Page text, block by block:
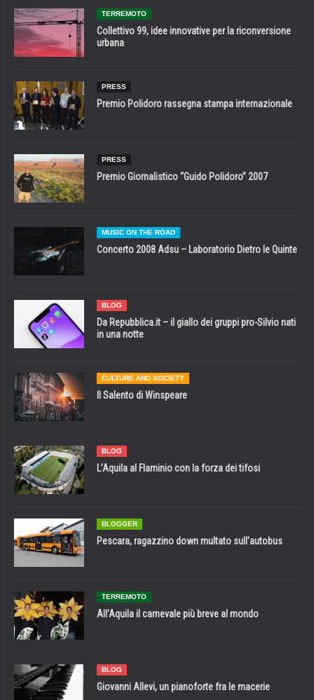
TERREMOTO
Collettivo 99, idee innovative per la riconversione
urbana
PRESS
Premio Polidoro rassegna stampa internazionale
PRESS
Premio Giornalistico “Guido Polidoro” 2007
MUSIC ON THE ROAD
Concerto 2008 Adsu – Laboratorio Dietro le Quinte
BLOG
Da Repubblica.it – il giallo dei gruppi pro-Silvio nati
in una notte
CULTURE AND SOCIETY
Il Salento di Winspeare
BLOG
L’Aquila al Flaminio con la forza dei tifosi
BLOGGER
Pescara, ragazzino down multato sull’autobus
TERREMOTO
All’Aquila il carnevale più breve al mondo
BLOG
Giovanni Allevi, un pianoforte fra le macerie